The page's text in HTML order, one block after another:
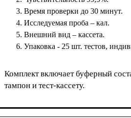
Время проверки до 30 минут.
Исследуемая проба – кал.
Внешний вид – кассета.
Упаковка - 25 шт. тестов,
Комплект включает буферный
тампон и тест-кассету.